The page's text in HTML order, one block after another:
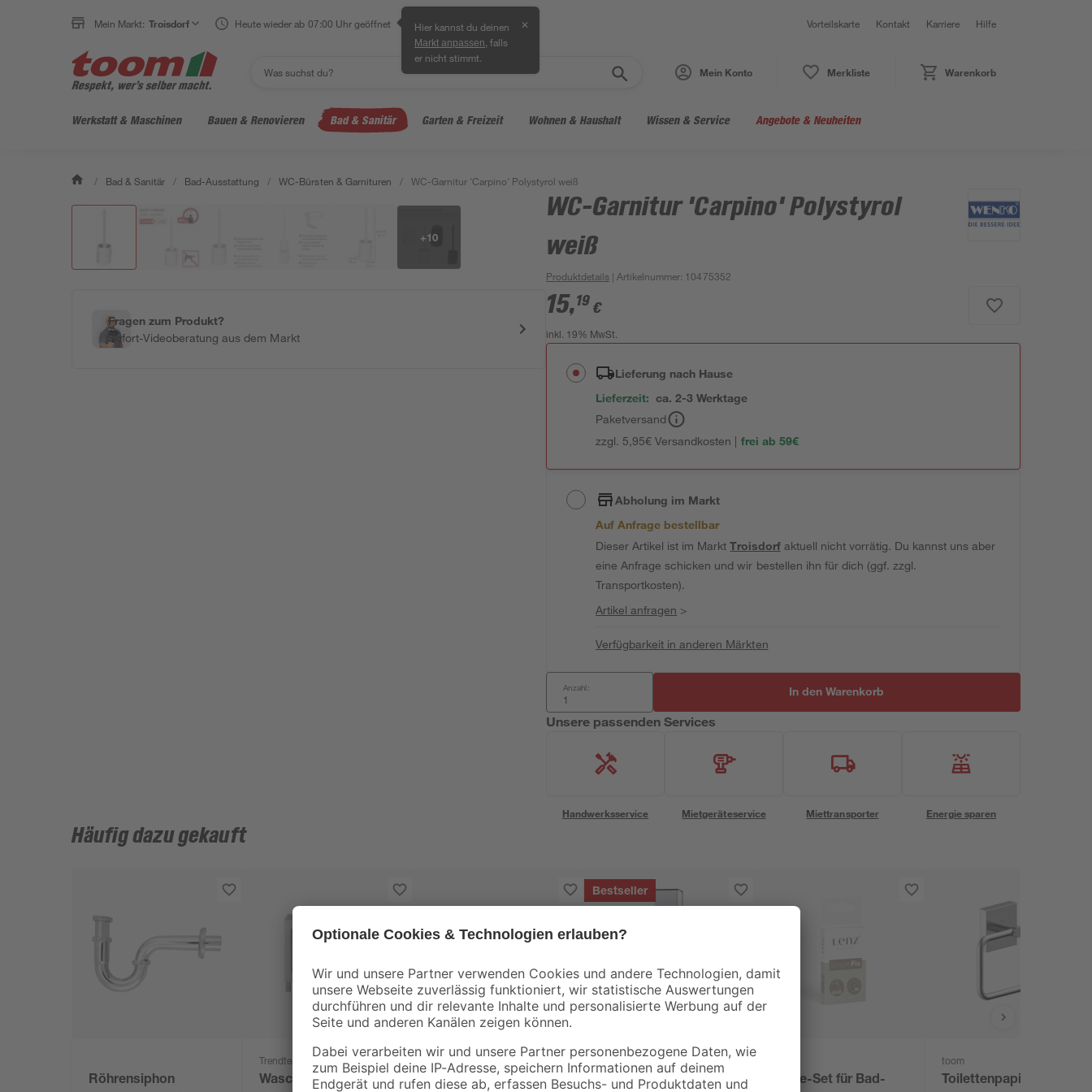
Mein Markt: Troisdorf Heute wieder ab 07:00 Uhr geöffnet Hier kannst du deinen
Markt anpassen , falls
er nicht stimmt.
✕ Vorteilskarte Kontakt Karriere Hilfe
Mein Konto Merkliste Warenkorb
Werkstatt & Maschinen Bauen & Renovieren Bad & Sanitär Garten & Freizeit Wohnen & Haushalt Wissen & Service Angebote & Neuheiten
/ Bad & Sanitär / Bad-Ausstattung / WC-Bürsten & Garnituren / WC-Garnitur 'Carpino' Polystyrol weiß
+10
Fragen zum Produkt?
Sofort-Videoberatung aus dem Markt
WC-Garnitur 'Carpino' Polystyrol
weiß
Produktdetails | Artikelnummer: 10475352
15,19 €
inkl. 19% MwSt.
Lieferung nach Hause
Lieferzeit: ca. 2-3 Werktage
Paketversand
zzgl. 5,95€ Versandkosten | frei ab 59€
Abholung im Markt
Auf Anfrage bestellbar
Dieser Artikel ist im MarktTroisdorfaktuell nicht vorrätig. Du kannst uns aber
eine Anfrage schicken und wir bestellen ihn für dich (ggf. zzgl.
Transportkosten).
Artikel anfragen >
Verfügbarkeit in anderen Märkten
Anzahl: In den Warenkorb
Unsere passenden Services
Handwerksservice Mietgeräteservice Miettransporter Energie sparen
Häufig dazu gekauft
Röhrensiphon
Trendteam
Waschbeckenunterschrank
Lenz
Toilettenpapierhalter
Bestseller
Trendteam
Hochschrank
Klebe-Set für Bad-
toom
Toilettenpapierhalter